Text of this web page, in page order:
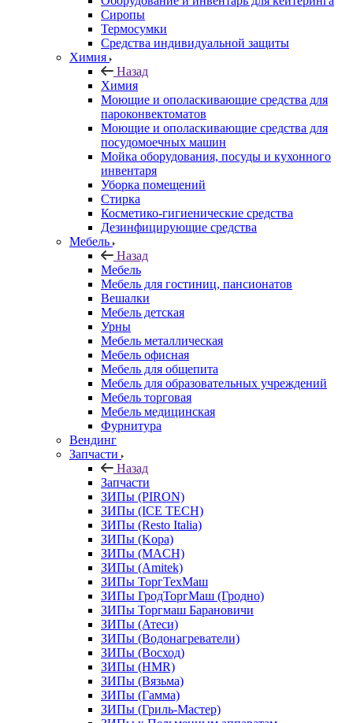
Сиропы
Термосумки
Средства индивидуальной защиты
Химия
Назад
Химия
Моющие и ополаскивающие средства для
пароконвектоматов
Моющие и ополаскивающие средства для
посудомоечных машин
Мойка оборудования, посуды и кухонного
инвентаря
Уборка помещений
Стирка
Косметико-гигиенические средства
Дезинфицирующие средства
Мебель
Назад
Мебель
Мебель для гостиниц, пансионатов
Вешалки
Мебель детская
Урны
Мебель металлическая
Мебель офисная
Мебель для общепита
Мебель для образовательных учреждений
Мебель торговая
Мебель медицинская
Фурнитура
Вендинг
Запчасти
Назад
Запчасти
ЗИПы (PIRON)
ЗИПы (ICE TECH)
ЗИПы (Resto Italia)
ЗИПы (Kopa)
ЗИПы (MACH)
ЗИПы (Amitek)
ЗИПы ТоргТехМаш
ЗИПы ГродТоргМаш (Гродно)
ЗИПы Торгмаш Барановичи
ЗИПы (Атеси)
ЗИПы (Водонагреватели)
ЗИПы (Восход)
ЗИПы (HMR)
ЗИПы (Вязьма)
ЗИПы (Гамма)
ЗИПы (Гриль-Мастер)